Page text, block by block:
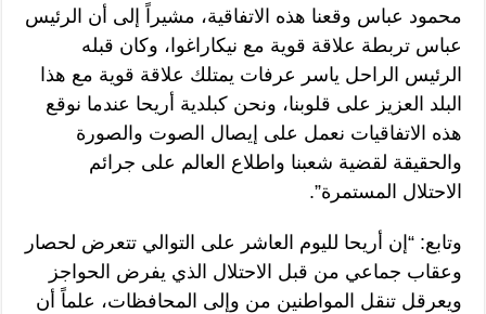
محمود عباس وقعنا هذه الاتفاقية، مشيراً إلى أن الرئيس
عباس تربطة علاقة قوية مع نيكاراغوا، وكان قبله
الرئيس الراحل ياسر عرفات يمتلك علاقة قوية مع هذا
البلد العزيز على قلوبنا، ونحن كبلدية أريحا عندما نوقع
هذه الاتفاقيات نعمل على إيصال الصوت والصورة
والحقيقة لقضية شعبنا واطلاع العالم على جرائم
الاحتلال المستمرة”.
وتابع: “إن أريحا لليوم العاشر على التوالي تتعرض لحصار
وعقاب جماعي من قبل الاحتلال الذي يفرض الحواجز
ويعرقل تنقل المواطنين من وإلى المحافظات، علماً أن